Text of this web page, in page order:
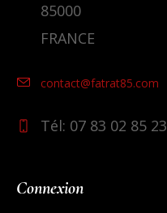
85000
FRANCE
contact@fatrat85.com
Tél: 07 83 02 85 23
Connexion